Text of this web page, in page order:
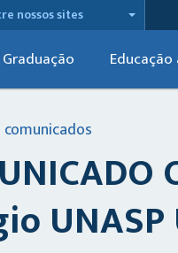
nossos sites
Graduação